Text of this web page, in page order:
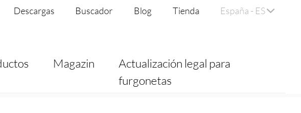
Descargas Buscador Blog Tienda España - ES
Magazin
Actualización legal para
furgonetas